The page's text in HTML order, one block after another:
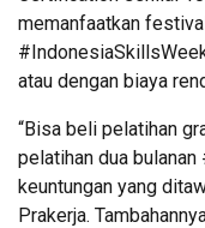
memanfaatkan
atau dengan biaya
“Bisa beli pelatihan
pelatihan dua
keuntungan yang
Prakerja.